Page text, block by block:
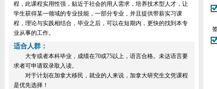
程，此课程实用性强，贴近于社会的用人需求，培养技术型人才，让
学生获得某一领域的专业技能，一部分专业，并且提供带薪实习课
程，理论与实践相结合，毕业之后，可以在短期内，更快的找到本专
业从事的工作。
适合人群：
大专或者本科毕业，成绩在70或75以上，语言合格。未达语言要
求者可申请双录取入读。
对于计划在加拿大移民，就业的人来说，加拿大研究生文凭课程
是优先选择！